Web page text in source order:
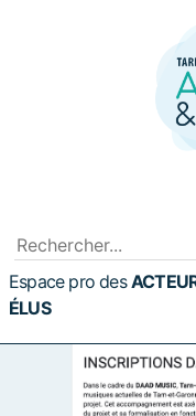
Espace pro des
ÉLUS